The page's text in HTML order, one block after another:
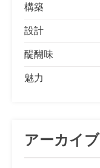
構築
設計
醍醐味
魅力
アーカイブ